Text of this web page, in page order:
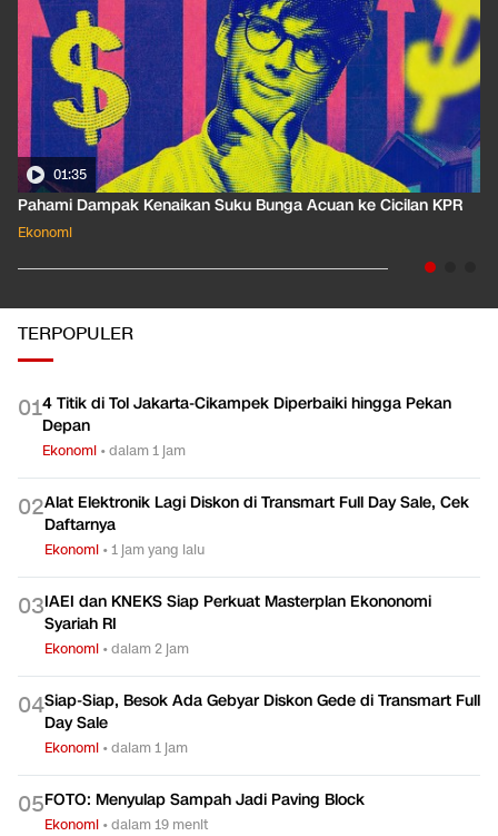
01:35
Pahami Dampak Kenaikan Suku Bunga Acuan ke Cicilan KPR
Ekonomi
TERPOPULER
014 Titik di Tol Jakarta-Cikampek Diperbaiki hingga Pekan
Depan
Ekonomi •dalam 1 jam
02Alat Elektronik Lagi Diskon di Transmart Full Day Sale, Cek
Daftarnya
Ekonomi •1 jam yang lalu
03IAEI dan KNEKS Siap Perkuat Masterplan Ekononomi
Syariah RI
Ekonomi •dalam 2 jam
04Siap-Siap, Besok Ada Gebyar Diskon Gede di Transmart Full
Day Sale
Ekonomi •dalam 1 jam
05FOTO: Menyulap Sampah Jadi Paving Block
Ekonomi •dalam 19 menit